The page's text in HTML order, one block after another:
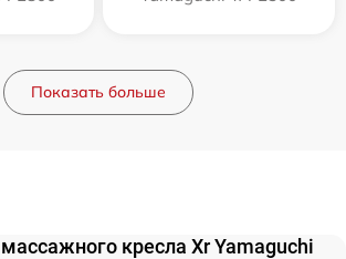
Показать больше
кресла Xr Yamaguchi